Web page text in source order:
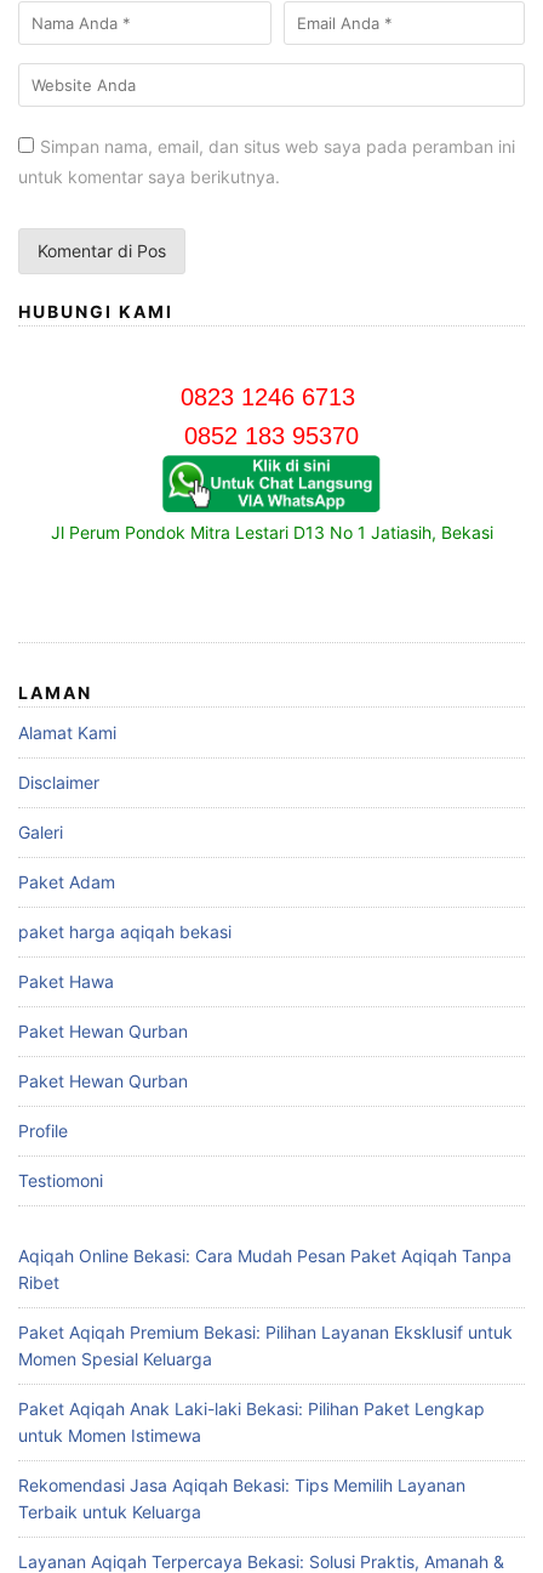
Simpan nama, email, dan situs web saya pada peramban ini
untuk komentar saya berikutnya.
HUBUNGI KAMI
0823 1246 6713
0852 183 95370
Jl Perum Pondok Mitra Lestari D13 No 1 Jatiasih, Bekasi
LAMAN
Alamat Kami
Disclaimer
Galeri
Paket Adam
paket harga aqiqah bekasi
Paket Hawa
Paket Hewan Qurban
Paket Hewan Qurban
Profile
Testiomoni
Aqiqah Online Bekasi: Cara Mudah Pesan Paket Aqiqah Tanpa
Ribet
Paket Aqiqah Premium Bekasi: Pilihan Layanan Eksklusif untuk
Momen Spesial Keluarga
Paket Aqiqah Anak Laki-laki Bekasi: Pilihan Paket Lengkap
untuk Momen Istimewa
Rekomendasi Jasa Aqiqah Bekasi: Tips Memilih Layanan
Terbaik untuk Keluarga
Layanan Aqiqah Terpercaya Bekasi: Solusi Praktis, Amanah &